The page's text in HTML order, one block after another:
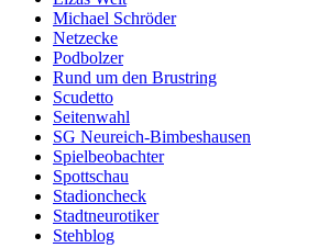
Michael Schröder
Netzecke
Podbolzer
Rund um den Brustring
Scudetto
Seitenwahl
SG Neureich-Bimbeshausen
Spielbeobachter
Spottschau
Stadioncheck
Stadtneurotiker
Stehblog